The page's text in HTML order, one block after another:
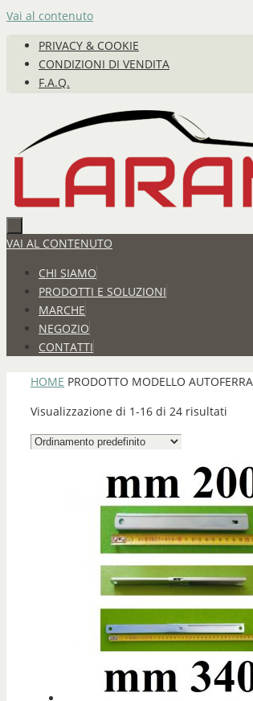
Vai al contenuto
PRIVACY & COOKIE
CONDIZIONI DI VENDITA
F.A.Q.
VAI AL CONTENUTO
CHI SIAMO
PRODOTTI E SOLUZIONI
MARCHE
NEGOZIO
CONTATTI
HOME PRODOTTO MODELLO AUTO
Visualizzazione di 1-16 di 24 risultati